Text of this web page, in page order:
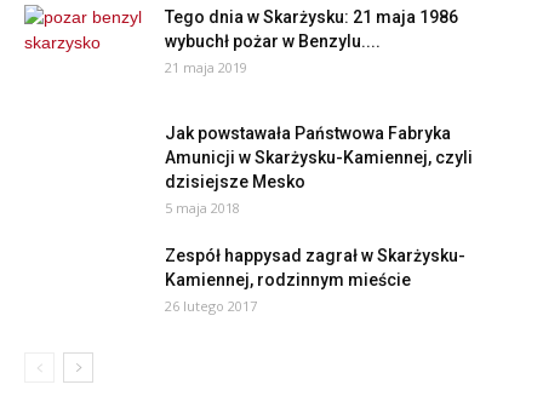
Tego dnia w Skarżysku: 21 maja 1986
wybuchł pożar w Benzylu....
21 maja 2019
Jak powstawała Państwowa Fabryka
Amunicji w Skarżysku-Kamiennej, czyli
dzisiejsze Mesko
5 maja 2018
Zespół happysad zagrał w Skarżysku-
Kamiennej, rodzinnym mieście
26 lutego 2017